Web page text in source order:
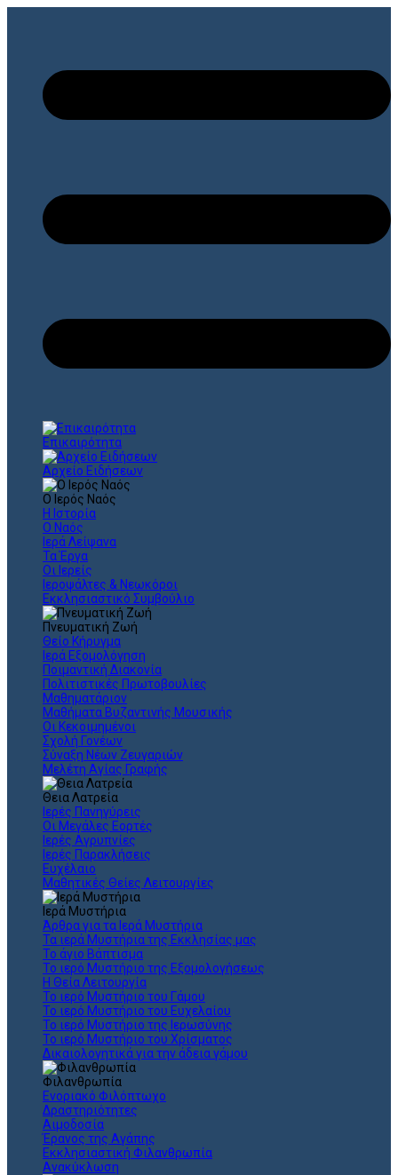
Επικαιρότητα
Αρχείο Ειδήσεων
Ο Ιερός Ναός
Η Ιστορία
Ο Ναός
Ιερά Λείψανα
Τα Έργα
Οι Ιερείς
Ιεροψάλτες & Νεωκόροι
Εκκλησιαστικό Συμβούλιο
Πνευματική Ζωή
Θείο Κήρυγμα
Ιερά Εξομολόγηση
Ποιμαντική Διακονία
Πολιτιστικές Πρωτοβουλίες
Μαθηματάριον
Μαθήματα Βυζαντινής Μουσικής
Οι Κεκοιμημένοι
Σχολή Γονέων
Σύναξη Νέων Ζευγαριών
Μελέτη Αγίας Γραφής
Θεια Λατρεία
Ιερές Πανηγύρεις
Οι Μεγάλες Εορτές
Ιερές Αγρυπνίες
Ιερές Παρακλήσεις
Ευχέλαιο
Μαθητικές Θείες Λειτουργίες
Ιερά Μυστήρια
Άρθρα για τα Ιερά Μυστήρια
Τα ιερά Μυστήρια της Εκκλησίας μας
Το άγιο Βάπτισμα
Το ιερό Μυστήριο της Εξομολογήσεως
Η Θεία Λειτουργία
Το ιερό Μυστήριο του Γάμου
Το ιερό Μυστήριο του Ευχελαίου
Το ιερό Μυστήριο της Ιερωσύνης
Το ιερό Μυστήριο του Χρίσματος
Δικαιολογητικά για την άδεια γάμου
Φιλανθρωπία
Ενοριακό Φιλόπτωχο
Δραστηριότητες
Αιμοδοσία
Έρανος της Αγάπης
Εκκλησιαστική Φιλανθρωπία
Ανακύκλωση